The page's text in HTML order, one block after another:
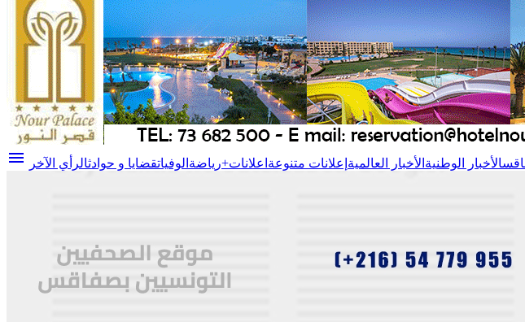
menu الأخبار الوطنية الأخبار العالمية إعلانات متنوعة اعلانات+رياضة الوفياتقضايا و حوادثالرأي الآخر